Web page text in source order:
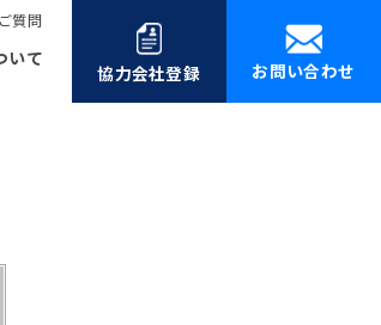
質問
いて
協力会社登録 お問い合わせ